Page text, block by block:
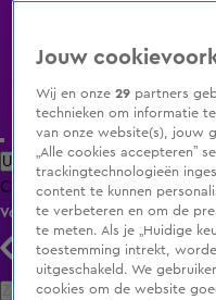
Uitzending Gemist Populaire
ClipsFilmsRadioSmart TV
Volg KIJK
Zoeken
Jouw
Wij en onze29 partners
technieken om informatie
van onze website(s), jouw
„Alle cookies accepteren”
trackingtechnologieën
content te kunnen
te verbeteren en om de
te meten. Als je „Huidige
toestemming intrekt,
uitgeschakeld. We
cookies om de website